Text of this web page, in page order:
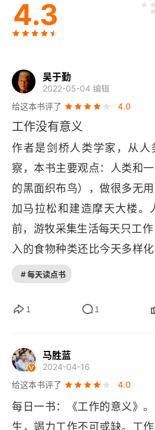
第八章 宴会和饥荒
第十章 早期机器工业与工人反抗
第四部分 城市化的人类
第十一章 明亮的灯光
第十二章 无穷欲望的弊端
第十三章 人才之战真的合理吗
第十五章 智能技术的挑战
结论
译后记
4.3
吴于勤
2022-05-04 编辑
给这本书评了
4.0
工作没有意义
作者是剑桥人类学家，从
察，本书主要观点：人类和
的黑面织布鸟），做很多无
加马拉松和建造摩天大楼。
前，游牧采集生活每天只工
入的食物种类还比今天多样
人类发展史 95% 的时间。农
类开始了储蓄，出现阶级。
的灯光，延长了人们的工作
等级和贫富差距。与贫困相
动，也意味着更多焦虑。5.
缩短工作时长，AI 虽然代替
# 每天读点书
1 1
马胜蓝
2024-04-16
给这本书评了
4.0
每日一书：《工作的意义》
生，竭力工作不可或缺。工